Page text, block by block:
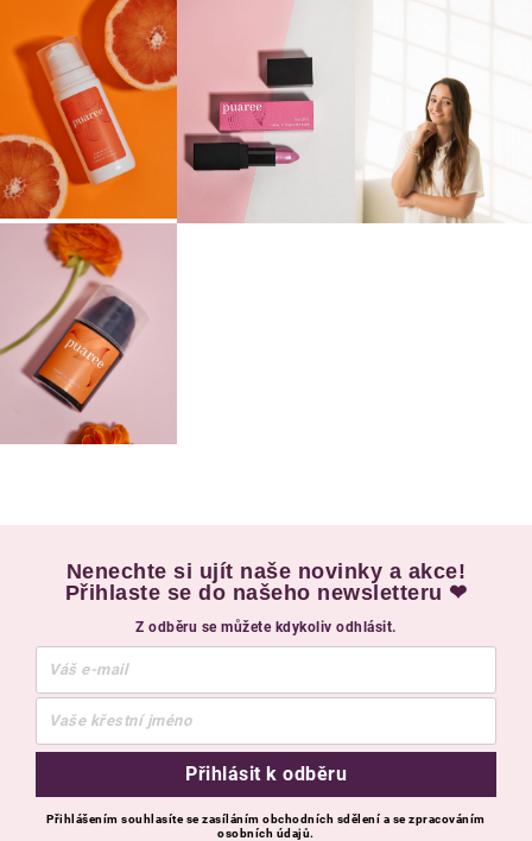
Nenechte si ujít naše novinky a akce!
Přihlaste se do našeho newsletteru ❤
Z odběru se můžete kdykoliv odhlásit.
Přihlásit k odběru
Přihlášením souhlasíte se zasíláním obchodních sdělení a se zpracováním
osobních údajů.